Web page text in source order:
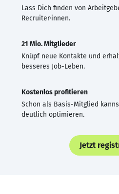
Lass Dich finden von
Recruiter·innen.
21 Mio. Mitglieder
Knüpf neue Kontakte und
besseres Job-Leben.
Kostenlos profitieren
Schon als Basis-Mitglied
deutlich optimieren.
Jetzt